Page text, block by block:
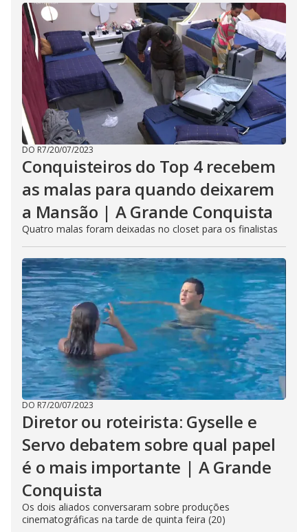
DO R7/20/07/2023
Conquisteiros do Top 4 recebem
as malas para quando deixarem
a Mansão | A Grande Conquista
Quatro malas foram deixadas no closet para os finalistas
DO R7/20/07/2023
Diretor ou roteirista: Gyselle e
Servo debatem sobre qual papel
é o mais importante | A Grande
Conquista
Os dois aliados conversaram sobre produções
cinematográficas na tarde de quinta feira (20)